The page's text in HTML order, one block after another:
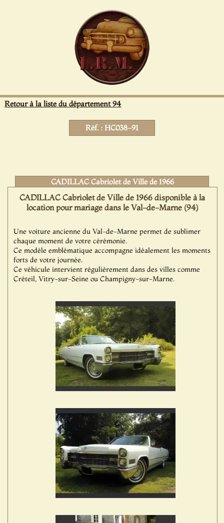
Retour à la liste du département 94
Réf. : HC038-91
CADILLAC Cabriolet de Ville de 1966
CADILLAC Cabriolet de Ville de 1966 disponible à la
location pour mariage dans le Val-de-Marne (94)
Une voiture ancienne du Val-de-Marne permet de sublimer
chaque moment de votre cérémonie.
Ce modèle emblématique accompagne idéalement les moments
forts de votre journée.
Ce véhicule intervient régulièrement dans des villes comme
Créteil, Vitry-sur-Seine ou Champigny-sur-Marne.